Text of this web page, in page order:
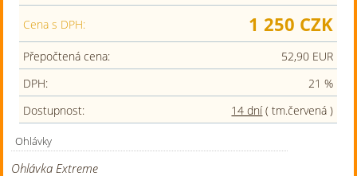
Cena s DPH: 1 250 CZK
Přepočtená cena:
52,90 EUR
DPH:
21 %
Dostupnost:
14 dní ( tm.červená )
Ohlávky
Ohlávka Extreme